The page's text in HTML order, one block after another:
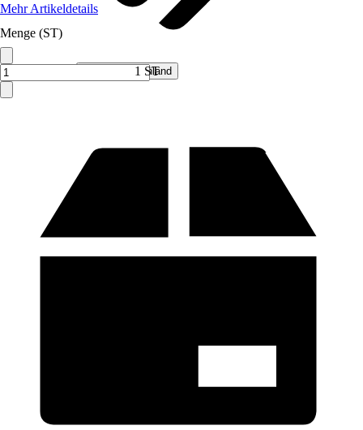
Verkauf durch: Hecht Deutschland
Mehr Artikeldetails
Menge (ST)
1 ST